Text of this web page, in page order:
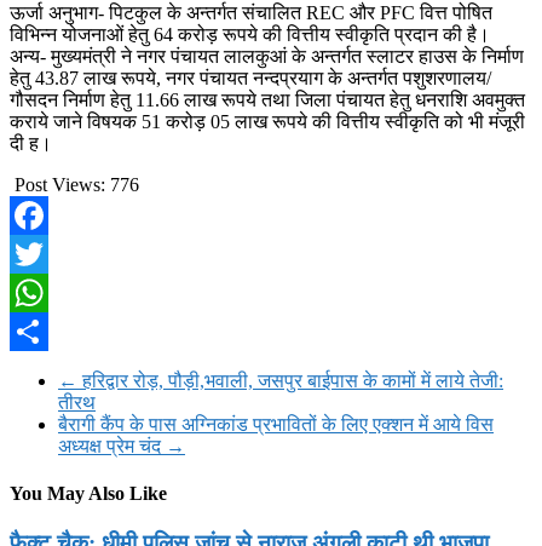
ऊर्जा अनुभाग- पिटकुल के अन्तर्गत संचालित REC और PFC वित्त पोषित
विभिन्न योजनाओं हेतु 64 करोड़ रूपये की वित्तीय स्वीकृति प्रदान की है।
अन्य- मुख्यमंत्री ने नगर पंचायत लालकुआं के अन्तर्गत स्लाटर हाउस के निर्माण
हेतु 43.87 लाख रूपये, नगर पंचायत नन्दप्रयाग के अन्तर्गत पशुशरणालय/
गौसदन निर्माण हेतु 11.66 लाख रूपये तथा जिला पंचायत हेतु धनराशि अवमुक्त
कराये जाने विषयक 51 करोड़ 05 लाख रूपये की वित्तीय स्वीकृति को भी मंजूरी
दी ह।
Post Views: 776
Facebook
Twitter
WhatsApp
← हरिद्वार रोड़, पौड़ी,भवाली, जसपुर बाईपास के कामों में लाये तेजी:
तीरथ
बैरागी कैंप के पास अग्निकांड प्रभावितों के लिए एक्शन में आये विस
अध्यक्ष प्रेम चंद →
You May Also Like